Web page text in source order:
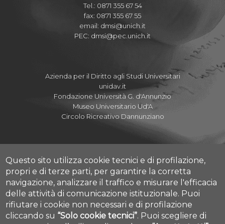
Tel.: 0871 355 67 54
fax: 0871 355 67 55
email: dmsi@unich.it
PEC: dmsi@pec.unich.it
Azienda per il Diritto agli Studi Universitari
unidav.it
Fondazione Università G. d'Annunzio
Museo Universitario Ud'A
Circolo Ricreativo Dannunziano
Albo Pretorio Online
Amministrazione Trasparente
Parla con noi
Mettiamoci la Faccia
Fatturazione elettronica
Cookie settings
Questo sito utilizza cookie tecnici e di profilazione,
propri e di terze parti, per garantire la corretta
navigazione, analizzare il traffico e misurare l'efficacia
delle attività di comunicazione istituzionale. Puoi
rifiutare i cookie non necessari e di profilazione
cliccando su “Solo cookie tecnici”. Puoi scegliere di